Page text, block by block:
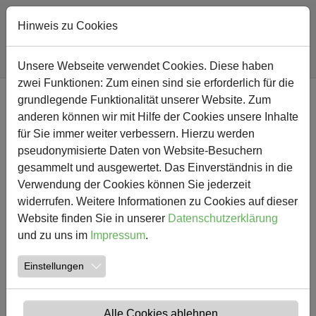
Zum Hauptinhalt springen
Sie sind hier:
Südschule Südschule - Gemeinschaftsschule - Hauptstandort
Zurück
Südschule -
Hinweis zu Cookies
Unsere Webseite verwendet Cookies. Diese haben
zwei Funktionen: Zum einen sind sie erforderlich für die
grundlegende Funktionalität unserer Website. Zum
anderen können wir mit Hilfe der Cookies unsere Inhalte
für Sie immer weiter verbessern. Hierzu werden
pseudonymisierte Daten von Website-Besuchern
gesammelt und ausgewertet. Das Einverständnis in die
Verwendung der Cookies können Sie jederzeit
widerrufen. Weitere Informationen zu Cookies auf dieser
Website finden Sie in unserer Datenschutzerklärung
und zu uns im Impressum.
Einstellungen
Alle Cookies ablehnen